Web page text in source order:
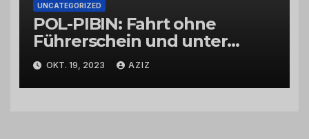
UNCATEGORIZED
POL-PIBIN: Fahrt ohne
Führerschein und unter
Einfluss von Drogen
OKT. 19, 2023 AZIZ